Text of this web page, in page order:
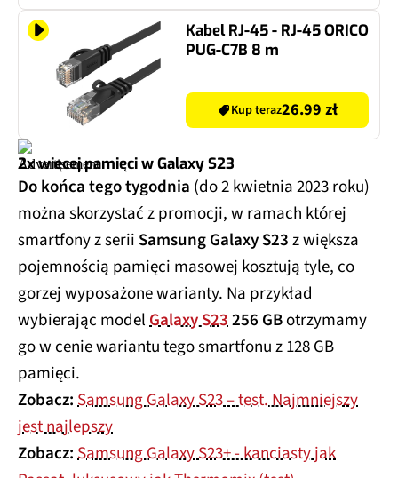
Kabel RJ-45 - RJ-45 ORICO
PUG-C7B 8 m
Kup teraz26.99 zł
2x więcej pamięci w Galaxy S23
Do końca tego tygodnia (do 2 kwietnia 2023 roku)
można skorzystać z promocji, w ramach której
smartfony z serii Samsung Galaxy S23z większa
pojemnością pamięci masowej kosztują tyle, co
gorzej wyposażone warianty. Na przykład
wybierając modelGalaxy S23256 GBotrzymamy
go w cenie wariantu tego smartfonu z 128 GB
pamięci.
Zobacz:Samsung Galaxy S23 – test. Najmniejszy
jest najlepszy
Zobacz:Samsung Galaxy S23+ - kanciasty jak